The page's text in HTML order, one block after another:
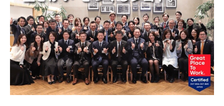
適職診断
あなたに合う仕事を診断！
就活チャンネル
動画で対策講座をチェック
就活ニュースペーパー
就活時事ニュースを更新
よくある質問
不明点があればこちら